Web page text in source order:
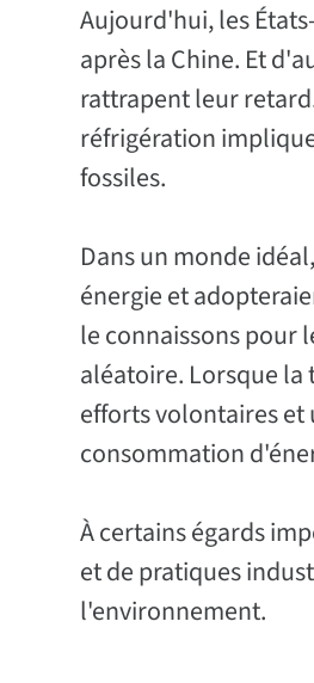
Aujourd'hui, les
après la Chine. Et
rattrapent leur
réfrigération
fossiles.
Dans un monde
énergie et
le connaissons pour
aléatoire. Lorsque la
efforts volontaires
consommation
À certains égards
et de pratiques
l'environnement.